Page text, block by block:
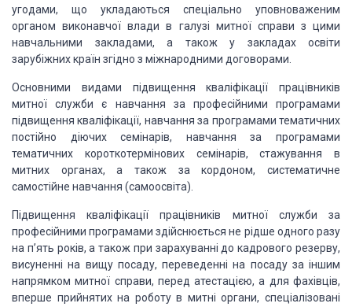
угодами, що укладаються спеціально уповноваженим
органом виконавчої влади в галузі митної справи з цими
навчальними закладами, а також у закладах освіти
зарубіжних країн згідно з міжнародними договорами.
Основними видами підвищення кваліфікації працівників
митної служби є навчання за професійними програмами
підвищення кваліфікації, навчання за програмами тематичних
постійно діючих семінарів, навчання за програмами
тематичних короткотермінових семінарів, стажування в
митних органах, а також за кордоном, систематичне
самостійне навчання (самоосвіта).
Підвищення кваліфікації працівників митної служби за
професійними програмами здійснюється не рідше одного разу
на п’ять років, а також при зарахуванні до кадрового резерву,
висуненні на вищу посаду, переведенні на посаду за іншим
напрямком митної справи, перед атестацією, а для фахівців,
вперше прийнятих на роботу в митні органи, спеціалізовані